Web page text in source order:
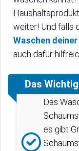
weiter! Und falls
Waschen
auch dafür
Das
Das
es gibt